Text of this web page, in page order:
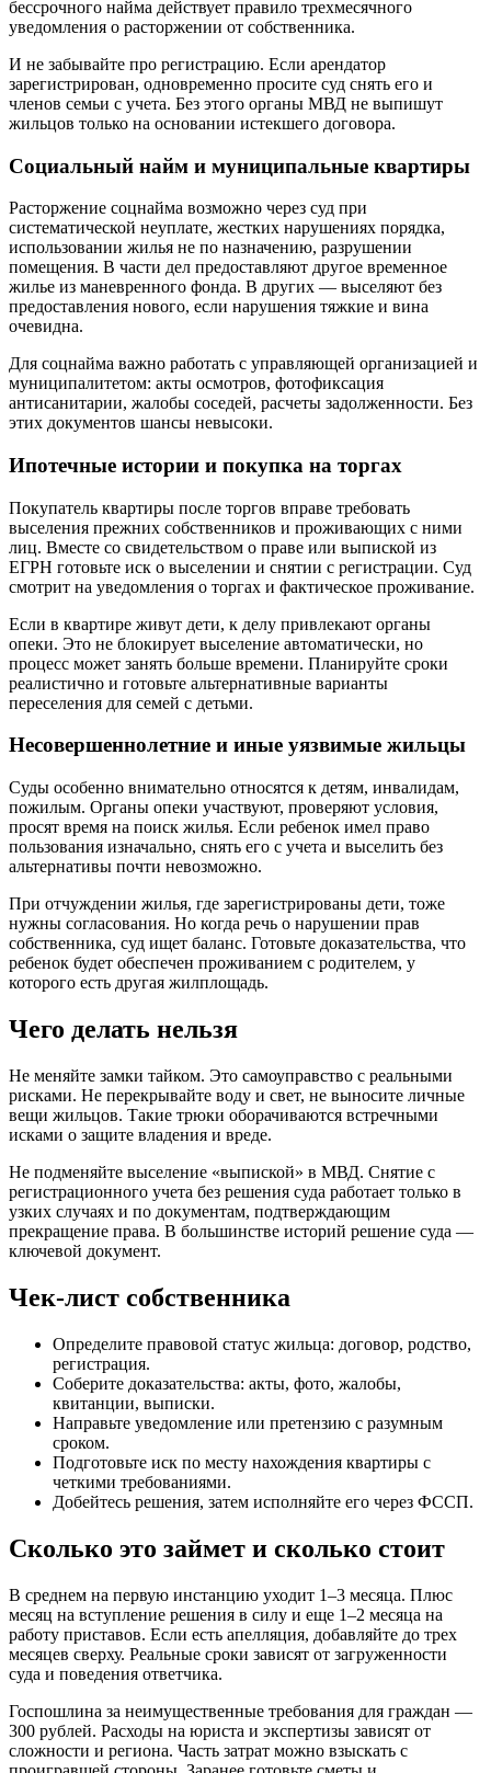
бессрочного найма действует правило трехмесячного
уведомления о расторжении от собственника.
И не забывайте про регистрацию. Если арендатор
зарегистрирован, одновременно просите суд снять его и
членов семьи с учета. Без этого органы МВД не выпишут
жильцов только на основании истекшего договора.
Социальный найм и муниципальные квартиры
Расторжение соцнайма возможно через суд при
систематической неуплате, жестких нарушениях порядка,
использовании жилья не по назначению, разрушении
помещения. В части дел предоставляют другое временное
жилье из маневренного фонда. В других — выселяют без
предоставления нового, если нарушения тяжкие и вина
очевидна.
Для соцнайма важно работать с управляющей организацией и
муниципалитетом: акты осмотров, фотофиксация
антисанитарии, жалобы соседей, расчеты задолженности. Без
этих документов шансы невысоки.
Ипотечные истории и покупка на торгах
Покупатель квартиры после торгов вправе требовать
выселения прежних собственников и проживающих с ними
лиц. Вместе со свидетельством о праве или выпиской из
ЕГРН готовьте иск о выселении и снятии с регистрации. Суд
смотрит на уведомления о торгах и фактическое проживание.
Если в квартире живут дети, к делу привлекают органы
опеки. Это не блокирует выселение автоматически, но
процесс может занять больше времени. Планируйте сроки
реалистично и готовьте альтернативные варианты
переселения для семей с детьми.
Несовершеннолетние и иные уязвимые жильцы
Суды особенно внимательно относятся к детям, инвалидам,
пожилым. Органы опеки участвуют, проверяют условия,
просят время на поиск жилья. Если ребенок имел право
пользования изначально, снять его с учета и выселить без
альтернативы почти невозможно.
При отчуждении жилья, где зарегистрированы дети, тоже
нужны согласования. Но когда речь о нарушении прав
собственника, суд ищет баланс. Готовьте доказательства, что
ребенок будет обеспечен проживанием с родителем, у
которого есть другая жилплощадь.
Чего делать нельзя
Не меняйте замки тайком. Это самоуправство с реальными
рисками. Не перекрывайте воду и свет, не выносите личные
вещи жильцов. Такие трюки оборачиваются встречными
исками о защите владения и вреде.
Не подменяйте выселение «выпиской» в МВД. Снятие с
регистрационного учета без решения суда работает только в
узких случаях и по документам, подтверждающим
прекращение права. В большинстве историй решение суда —
ключевой документ.
Чек-лист собственника
Определите правовой статус жильца: договор, родство,
регистрация.
Соберите доказательства: акты, фото, жалобы,
квитанции, выписки.
Направьте уведомление или претензию с разумным
сроком.
Подготовьте иск по месту нахождения квартиры с
четкими требованиями.
Добейтесь решения, затем исполняйте его через ФССП.
Сколько это займет и сколько стоит
В среднем на первую инстанцию уходит 1–3 месяца. Плюс
месяц на вступление решения в силу и еще 1–2 месяца на
работу приставов. Если есть апелляция, добавляйте до трех
месяцев сверху. Реальные сроки зависят от загруженности
суда и поведения ответчика.
Госпошлина за неимущественные требования для граждан —
300 рублей. Расходы на юриста и экспертизы зависят от
сложности и региона. Часть затрат можно взыскать с